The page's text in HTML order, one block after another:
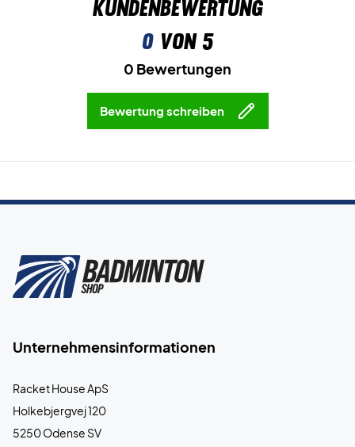
Kundenbewertung
0von 5
0 Bewertungen
Bewertung schreiben
Unternehmensinformationen
Racket House ApS
Holkebjergvej 120
5250 Odense SV